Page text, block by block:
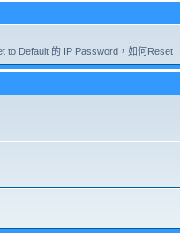
to Default 的 IP Password，如何Reset